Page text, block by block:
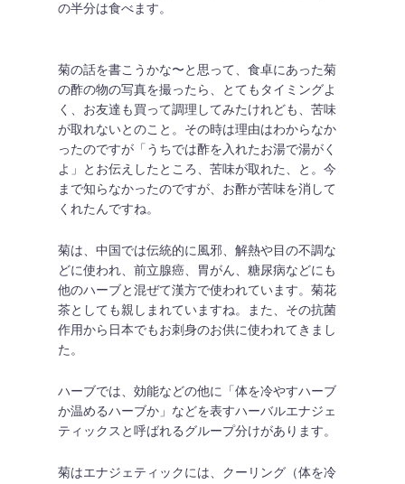
の半分は食べます。
菊の話を書こうかな〜と思って、食卓にあった菊
の酢の物の写真を撮ったら、とてもタイミングよ
く、お友達も買って調理してみたけれども、苦味
が取れないとのこと。その時は理由はわからなか
ったのですが「うちでは酢を入れたお湯で湯がく
よ」とお伝えしたところ、苦味が取れた、と。今
まで知らなかったのですが、お酢が苦味を消して
くれたんですね。
菊は、中国では伝統的に風邪、解熱や目の不調な
どに使われ、前立腺癌、胃がん、糖尿病などにも
他のハーブと混ぜて漢方で使われています。菊花
茶としても親しまれていますね。また、その抗菌
作用から日本でもお刺身のお供に使われてきまし
た。
ハーブでは、効能などの他に「体を冷やすハーブ
か温めるハーブか」などを表すハーバルエナジェ
ティックスと呼ばれるグループ分けがあります。
菊はエナジェティックには、クーリング（体を冷